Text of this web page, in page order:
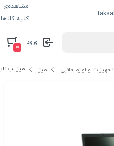
مشاهده‌ی
کلیه کالاها
ورود
۰
تجهیزات و لوازم جانبی میز میز لپ